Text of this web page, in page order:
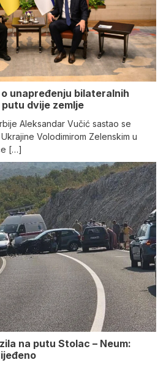
unapređenju bilateralnih
dvije zemlje
Aleksandar Vučić sastao se
Volodimirom Zelenskim u
[…]
na putu Stolac – Neum: